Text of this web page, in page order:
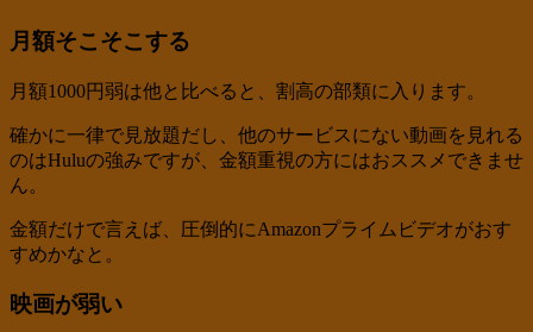
月額そこそこする
月額1000円弱は他と比べると、割高の部類に入ります。
確かに一律で見放題だし、他のサービスにない動画を見れる
のはHuluの強みですが、金額重視の方にはおススメできませ
ん。
金額だけで言えば、圧倒的にAmazonプライムビデオがおす
すめかなと。
映画が弱い